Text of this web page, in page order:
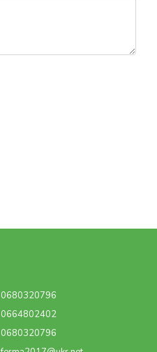
0680320796
0664802402
0680320796